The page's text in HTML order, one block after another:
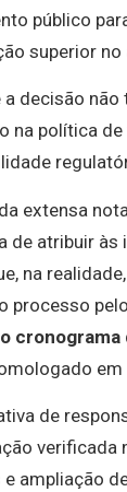
público
superior
a decisão
na política
extensa
de atribuir
na
processo
cronograma
de
verificada
ampliação